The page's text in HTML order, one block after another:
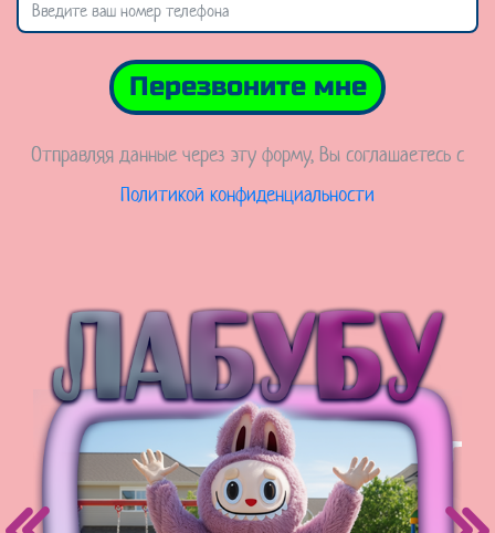
Перезвоните мне
Отправляя данные через эту форму, Вы соглашаетесь с
Политикой конфиденциальности